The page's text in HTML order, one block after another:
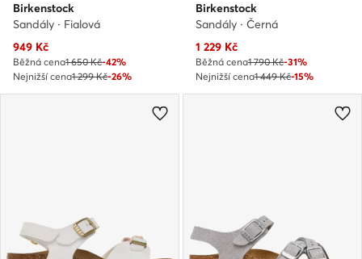
Birkenstock
Sandály · Fialová
Aktuální cena
949 Kč
Běžná cena1 650 Kč-42%
Nejnižší cena1 299 Kč-26%
Birkenstock
Sandály · Černá
Aktuální cena
1 229 Kč
Běžná cena1 790 Kč-31%
Nejnižší cena1 449 Kč-15%